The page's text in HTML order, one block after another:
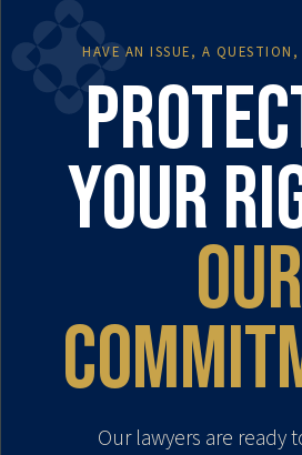
HAVE AN ISSUE, A
your
our
Our lawyers are ready